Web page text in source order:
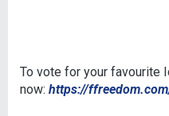
To vote for your favourite
now: https://